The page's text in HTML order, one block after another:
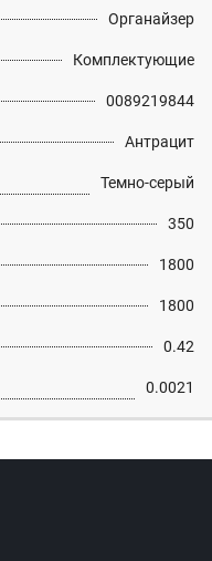
Органайзер
Комплектующие
0089219844
Антрацит
Темно-серый
350
1800
1800
0.42
0.0021